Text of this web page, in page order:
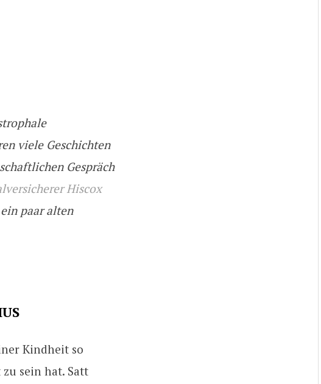
viele Geschichten
Gespräch
Hiscox
paar alten
Kindheit so
sein hat. Satt